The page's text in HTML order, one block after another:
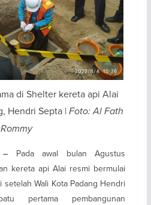
di Shelter kereta api Alai
Hendri Septa | Foto: Al Fath
Rommy
– Pada awal bulan Agustus
kereta api Alai resmi bermulai
setelah Wali Kota Padang Hendri
pertama pembangunan